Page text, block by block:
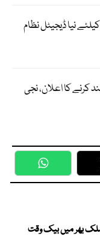
کیلئے نیا ڈیجیٹل نظام
سے بند کرنے کا اعلان، نجی
WhatsApp
اگست سے ملک بھر میں بیک وقت